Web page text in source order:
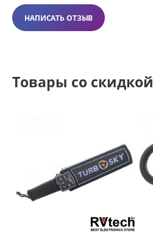
НАПИСАТЬ ОТЗЫВ
Товары со скидкой